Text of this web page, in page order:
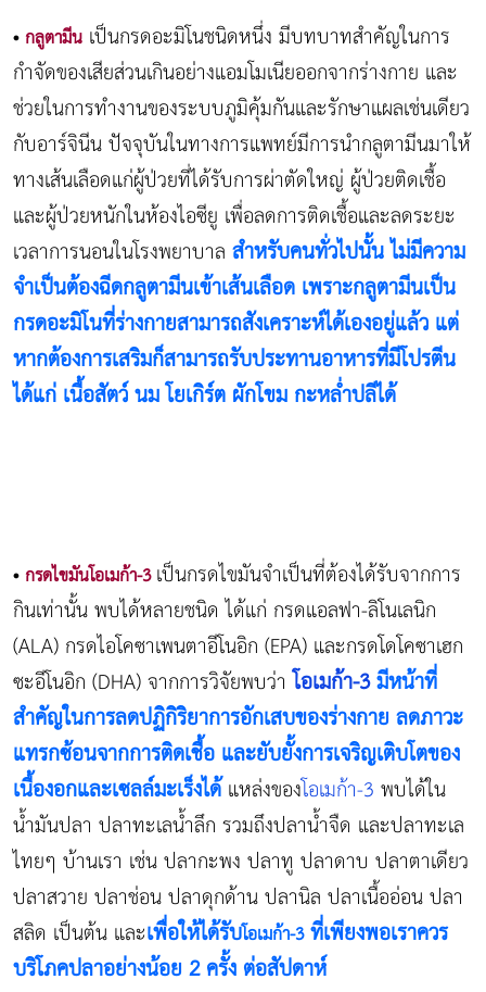
• กลูตามีน เป็นกรดอะมิโนชนิดหนึ่ง มีบทบาทสำคัญในการ
กำจัดของเสียส่วนเกินอย่างแอมโมเนียออกจากร่างกาย และ
ช่วยในการทำงานของระบบภูมิคุ้มกันและรักษาแผลเช่นเดียว
กับอาร์จินีน ปัจจุบันในทางการแพทย์มีการนำกลูตามีนมาให้
ทางเส้นเลือดแก่ผู้ป่วยที่ได้รับการผ่าตัดใหญ่ ผู้ป่วยติดเชื้อ
และผู้ป่วยหนักในห้องไอซียู เพื่อลดการติดเชื้อและลดระยะ
เวลาการนอนในโรงพยาบาล สำหรับคนทั่วไปนั้น ไม่มีความ
จำเป็นต้องฉีดกลูตามีนเข้าเส้นเลือด เพราะกลูตามีนเป็น
กรดอะมิโนที่ร่างกายสามารถสังเคราะห์ได้เองอยู่แล้ว แต่
หากต้องการเสริมก็สามารถรับประทานอาหารที่มีโปรตีน
ได้แก่ เนื้อสัตว์ นม โยเกิร์ต ผักโขม กะหล่ำปลีได้
• กรดไขมันโอเมก้า-3เป็นกรดไขมันจำเป็นที่ต้องได้รับจากการ
กินเท่านั้น พบได้หลายชนิด ได้แก่ กรดแอลฟา-ลิโนเลนิก
(ALA) กรดไอโคซาเพนตาอีโนอิก (EPA) และกรดโดโคซาเฮก
ซะอีโนอิก (DHA) จากการวิจัยพบว่าโอเมก้า-3มีหน้าที่
สำคัญในการลดปฏิกิริยาการอักเสบของร่างกาย ลดภาวะ
แทรกซ้อนจากการติดเชื้อ และยับยั้งการเจริญเติบโตของ
เนื้องอกและเซลล์มะเร็งได้แหล่งของโอเมก้า-3 พบได้ใน
น้ำมันปลา ปลาทะเลน้ำลึก รวมถึงปลาน้ำจืด และปลาทะเล
ไทยๆ บ้านเรา เช่น ปลากะพง ปลาทู ปลาดาบ ปลาตาเดียว
ปลาสวาย ปลาช่อน ปลาดุกด้าน ปลานิล ปลาเนื้ออ่อน ปลา
สลิด เป็นต้น และเพื่อให้ได้รับโอเมก้า-3ที่เพียงพอเราควร
บริโภคปลาอย่างน้อย 2 ครั้ง ต่อสัปดาห์